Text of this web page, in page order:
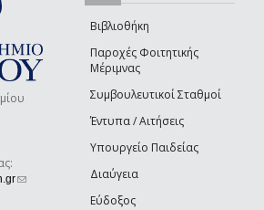
(link sends e-mail)
Βιβλιοθήκη
Παροχές Φοιτητικής
Μέριμνας
Συμβουλευτικοί Σταθμοί
Έντυπα / Αιτήσεις
Υπουργείο Παιδείας
Διαύγεια
Εύδοξος